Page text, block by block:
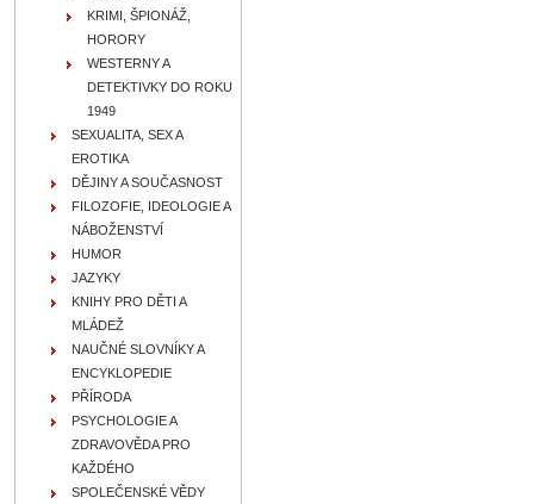
KRIMI, ŠPIONÁŽ,
HORORY
WESTERNY A
DETEKTIVKY DO ROKU
1949
SEXUALITA, SEX A
EROTIKA
DĚJINY A SOUČASNOST
FILOZOFIE, IDEOLOGIE A
NÁBOŽENSTVÍ
HUMOR
JAZYKY
KNIHY PRO DĚTI A
MLÁDEŽ
NAUČNÉ SLOVNÍKY A
ENCYKLOPEDIE
PŘÍRODA
PSYCHOLOGIE A
ZDRAVOVĚDA PRO
KAŽDÉHO
SPOLEČENSKÉ VĚDY